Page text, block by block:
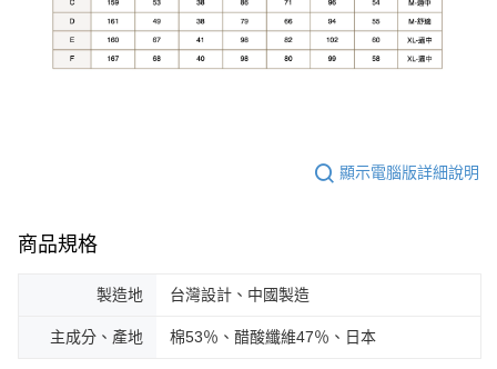
顯示電腦版詳細說明
商品規格
製造地 台灣設計、中國製造
主成分、產地 棉53％、醋酸纖維47％、日本